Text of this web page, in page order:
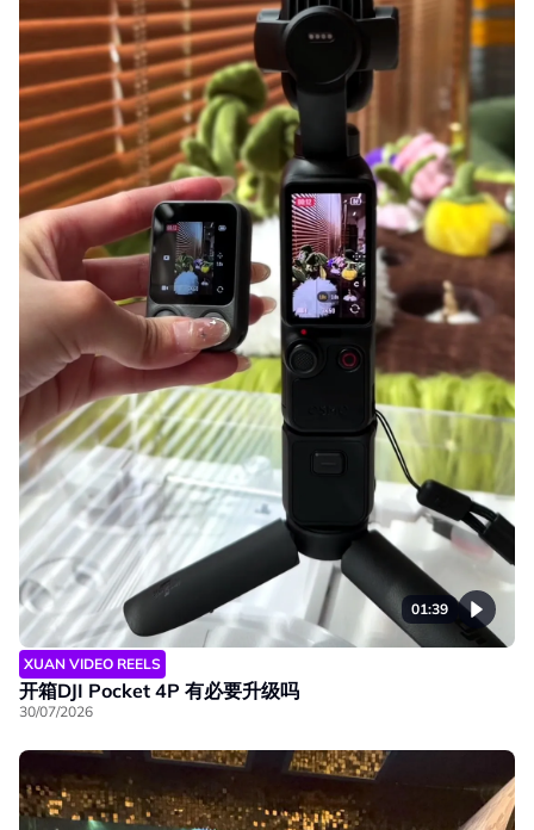
01:39
XUAN VIDEO REELS
开箱DJI Pocket 4P 有必要升级吗
30/07/2026